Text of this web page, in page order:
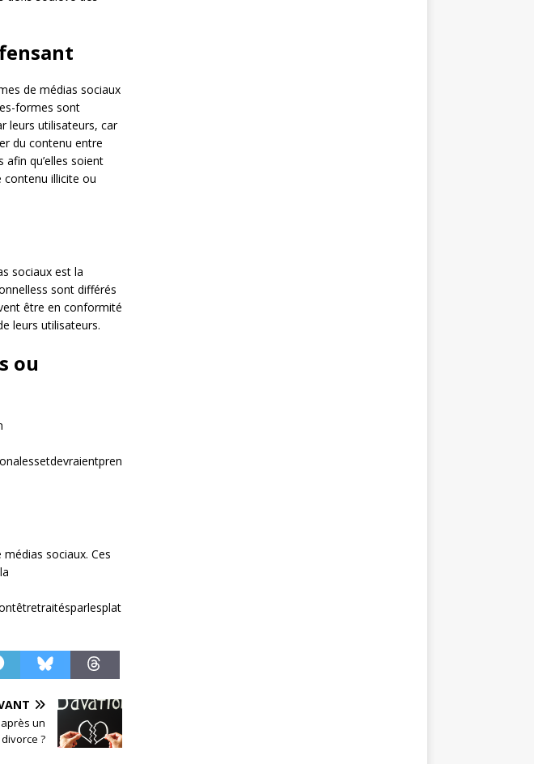
de médias sociaux
formes sont
leurs utilisateurs, car
du contenu entre
qu’elles soient
contenu illicite ou
sociaux est la
sont différés
être en conformité
leurs utilisateurs.
ou
sociaux. Ces
un
divorce ?